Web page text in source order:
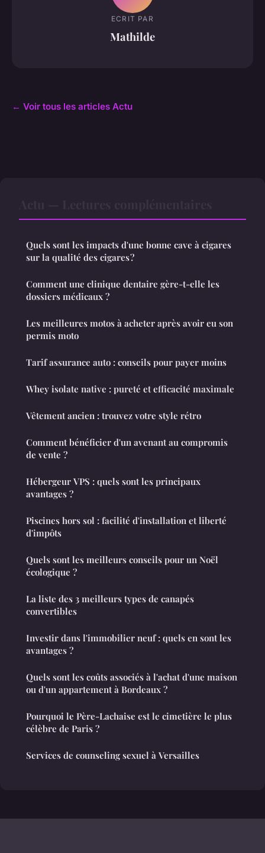
ECRIT PAR
Mathilde
← Voir tous les articles Actu
Quels sont les impacts d'une bonne cave à cigares
sur la qualité des cigares ?
Comment une clinique dentaire gère-t-elle les
dossiers médicaux ?
Les meilleures motos à acheter après avoir eu son
permis moto
Tarif assurance auto : conseils pour payer moins
Whey isolate native : pureté et efficacité maximale
Vêtement ancien : trouvez votre style rétro
Comment bénéficier d'un avenant au compromis
de vente ?
Hébergeur VPS : quels sont les principaux
avantages ?
Piscines hors sol : facilité d'installation et liberté
d'impôts
Quels sont les meilleurs conseils pour un Noël
écologique ?
La liste des 3 meilleurs types de canapés
convertibles
Investir dans l'immobilier neuf : quels en sont les
avantages ?
Quels sont les coûts associés à l'achat d'une maison
ou d'un appartement à Bordeaux ?
Pourquoi le Père-Lachaise est le cimetière le plus
célèbre de Paris ?
Services de counseling sexuel à Versailles